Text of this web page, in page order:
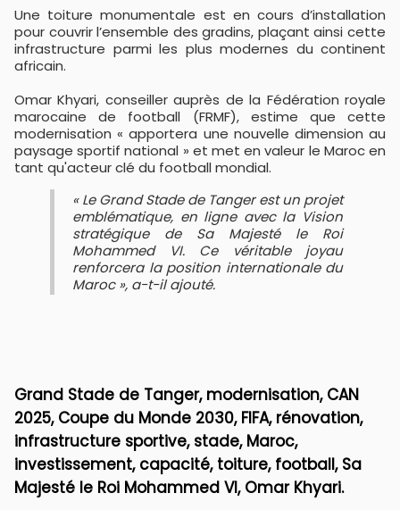
Une toiture monumentale est en cours d’installation
pour couvrir l’ensemble des gradins, plaçant ainsi cette
infrastructure parmi les plus modernes du continent
africain.
Omar Khyari, conseiller auprès de la Fédération royale
marocaine de football (FRMF), estime que cette
modernisation « apportera une nouvelle dimension au
paysage sportif national » et met en valeur le Maroc en
tant qu'acteur clé du football mondial.
« Le Grand Stade de Tanger est un projet
emblématique, en ligne avec la Vision
stratégique de Sa Majesté le Roi
Mohammed VI. Ce véritable joyau
renforcera la position internationale du
Maroc », a-t-il ajouté.
Grand Stade de Tanger, modernisation, CAN
2025, Coupe du Monde 2030, FIFA, rénovation,
infrastructure sportive, stade, Maroc,
investissement, capacité, toiture, football, Sa
Majesté le Roi Mohammed VI, Omar Khyari.